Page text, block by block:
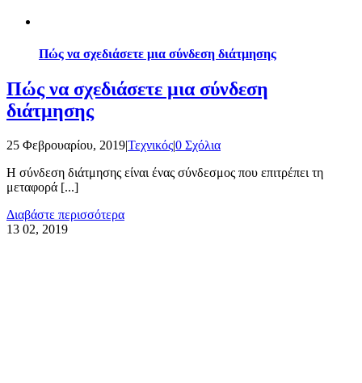
Πώς να σχεδιάσετε μια σύνδεση διάτμησης
Πώς να σχεδιάσετε μια σύνδεση
διάτμησης
25 Φεβρουαρίου, 2019|Τεχνικός|0 Σχόλια
Η σύνδεση διάτμησης είναι ένας σύνδεσμος που επιτρέπει τη
μεταφορά [...]
Διαβάστε περισσότερα
13 02, 2019